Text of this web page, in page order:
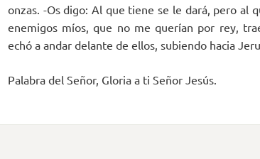
onzas. -Os digo: Al que tiene se le dará, pero al
enemigos míos, que no me querían por rey,
echó a andar delante de ellos, subiendo hacia
Palabra del Señor, Gloria a ti Señor Jesús.